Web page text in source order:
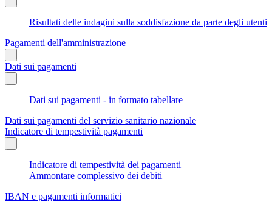
Risultati delle indagini sulla soddisfazione da parte degli utenti
Pagamenti dell'amministrazione
Dati sui pagamenti
Dati sui pagamenti - in formato tabellare
Dati sui pagamenti del servizio sanitario nazionale
Indicatore di tempestività pagamenti
Indicatore di tempestività dei pagamenti
Ammontare complessivo dei debiti
IBAN e pagamenti informatici